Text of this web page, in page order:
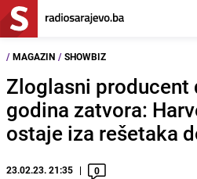
/ MAGAZIN / SHOWBIZ
Zloglasni producent
godina zatvora:
ostaje iza rešetaka
23.02.23. 21:35 0